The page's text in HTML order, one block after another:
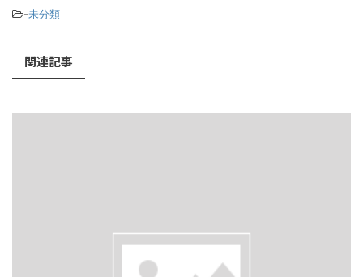
-未分類
関連記事